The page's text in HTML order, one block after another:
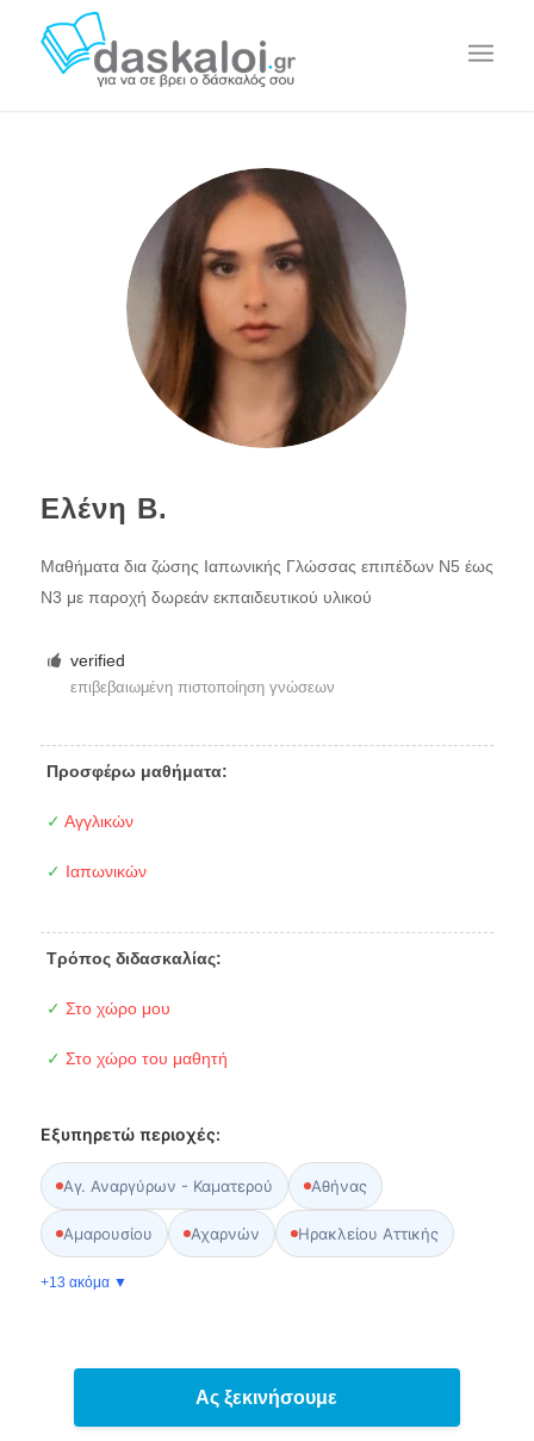
Ελένη Β.
Μαθήματα δια ζώσης Ιαπωνικής Γλώσσας επιπέδων Ν5 έως
Ν3 με παροχή δωρεάν εκπαιδευτικού υλικού
verified
επιβεβαιωμένη πιστοποίηση γνώσεων
Προσφέρω μαθήματα:
✓ Αγγλικών
✓ Ιαπωνικών
Τρόπος διδασκαλίας:
✓ Στο χώρο μου
✓ Στο χώρο του μαθητή
Εξυπηρετώ περιοχές:
Αγ. Αναργύρων - Καματερού Αθήνας
Αμαρουσίου Αχαρνών Ηρακλείου Αττικής
+13 ακόμα ▼
Ας ξεκινήσουμε